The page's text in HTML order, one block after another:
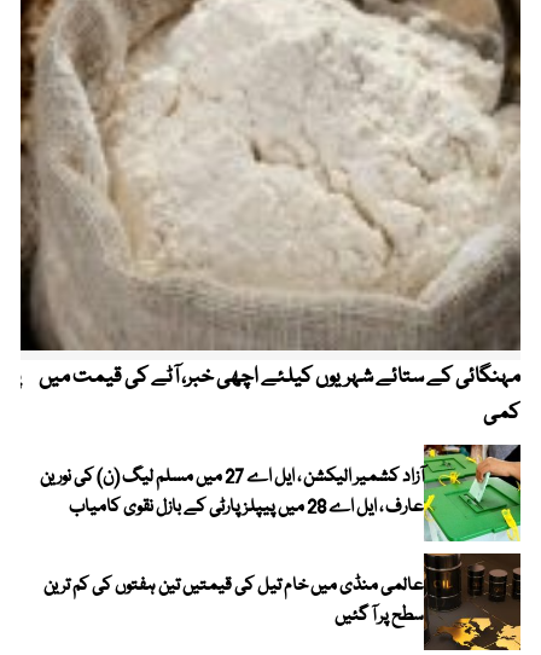
مہنگائی کے ستائے شہریوں کیلئے اچھی خبر، آٹے کی قیمت میں
کمی
آزاد کشمیر الیکشن ، ایل اے 27 میں مسلم لیگ (ن) کی نورین
عارف ، ایل اے 28 میں پیپلز پارٹی کے بازل نقوی کامیاب
عالمی منڈی میں خام تیل کی قیمتیں تین ہفتوں کی کم ترین
سطح پر آ گئیں